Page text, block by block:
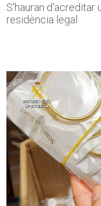
S'hauran d'acreditar
residència legal